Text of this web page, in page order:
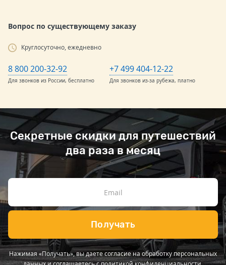
Вопрос по существующему заказу
Круглосуточно, ежедневно
8 800 200-32-92
Для звонков из России, бесплатно
+7 499 404-12-22
Для звонков из-за рубежа, платно
Секретные скидки для путешествий
два раза в месяц
Получать
Нажимая «Получать», вы даете согласие на обработку персональных